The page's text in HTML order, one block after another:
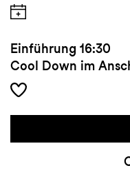
Einführung 16:30
Cool Down im